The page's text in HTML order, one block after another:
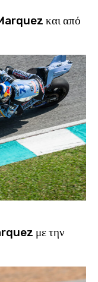
και από
με την